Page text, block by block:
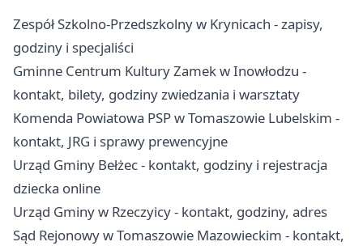
Zespół Szkolno-Przedszkolny w Krynicach - zapisy,
godziny i specjaliści
Gminne Centrum Kultury Zamek w Inowłodzu -
kontakt, bilety, godziny zwiedzania i warsztaty
Komenda Powiatowa PSP w Tomaszowie Lubelskim -
kontakt, JRG i sprawy prewencyjne
Urząd Gminy Bełżec - kontakt, godziny i rejestracja
dziecka online
Urząd Gminy w Rzeczyicy - kontakt, godziny, adres
Sąd Rejonowy w Tomaszowie Mazowieckim - kontakt,